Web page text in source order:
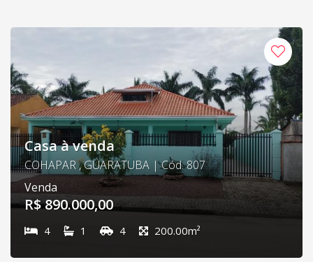
Casa à venda
COHAPAR , GUARATUBA | Cód. 807
Venda
R$ 890.000,00
4 1 4 200.00m²